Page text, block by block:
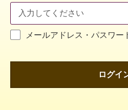
メールアドレス・パスワー
ログイ